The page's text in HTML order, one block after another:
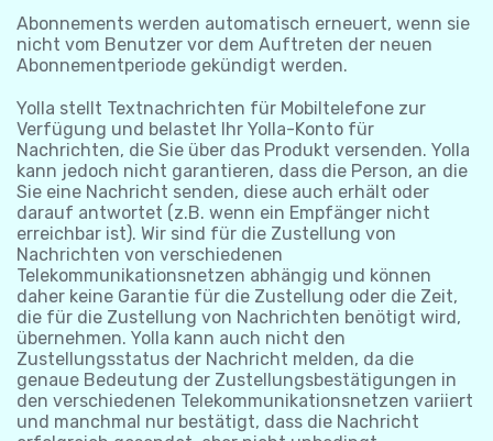
Abonnements werden automatisch erneuert, wenn sie
nicht vom Benutzer vor dem Auftreten der neuen
Abonnementperiode gekündigt werden.
Yolla stellt Textnachrichten für Mobiltelefone zur
Verfügung und belastet Ihr Yolla-Konto für
Nachrichten, die Sie über das Produkt versenden. Yolla
kann jedoch nicht garantieren, dass die Person, an die
Sie eine Nachricht senden, diese auch erhält oder
darauf antwortet (z.B. wenn ein Empfänger nicht
erreichbar ist). Wir sind für die Zustellung von
Nachrichten von verschiedenen
Telekommunikationsnetzen abhängig und können
daher keine Garantie für die Zustellung oder die Zeit,
die für die Zustellung von Nachrichten benötigt wird,
übernehmen. Yolla kann auch nicht den
Zustellungsstatus der Nachricht melden, da die
genaue Bedeutung der Zustellungsbestätigungen in
den verschiedenen Telekommunikationsnetzen variiert
und manchmal nur bestätigt, dass die Nachricht